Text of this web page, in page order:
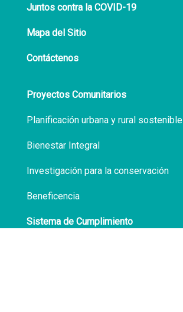
Juntos contra la COVID-19
Mapa del Sitio
Contáctenos
Proyectos Comunitarios
Planificación urbana y rural sostenible
Bienestar Integral
Investigación para la conservación
Beneficencia
Sistema de Cumplimiento